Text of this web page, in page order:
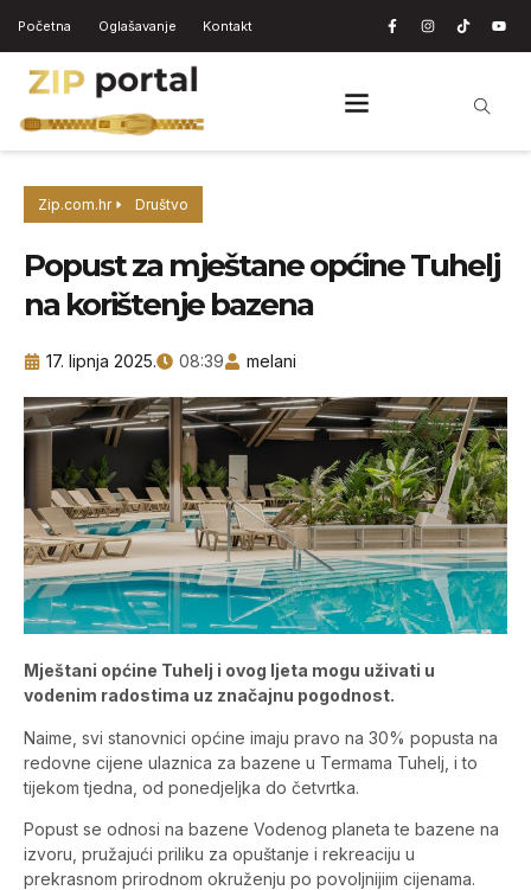
Početna Oglašavanje Kontakt
Zip.com.hr Društvo
Popust za mještane općine Tuhelj
na korištenje bazena
17. lipnja 2025. 08:39 melani
Mještani općine Tuhelj i ovog ljeta mogu uživati u
vodenim radostima uz značajnu pogodnost.
Naime, svi stanovnici općine imaju pravo na 30% popusta na
redovne cijene ulaznica za bazene u Termama Tuhelj, i to
tijekom tjedna, od ponedjeljka do četvrtka.
Popust se odnosi na bazene Vodenog planeta te bazene na
izvoru, pružajući priliku za opuštanje i rekreaciju u
prekrasnom prirodnom okruženju po povoljnijim cijenama.